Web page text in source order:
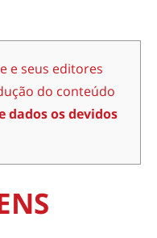
e seus editores
do conteúdo
dados os devidos